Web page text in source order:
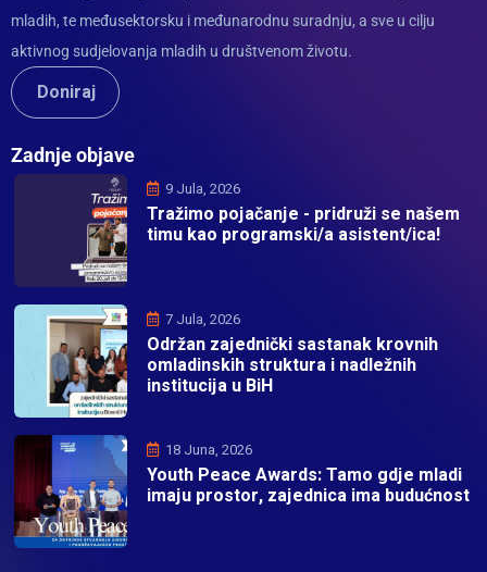
mladih, te međusektorsku i međunarodnu suradnju, a sve u cilju
aktivnog sudjelovanja mladih u društvenom životu.
Doniraj
Zadnje objave
9 Jula, 2026
Tražimo pojačanje - pridruži se našem
timu kao programski/a asistent/ica!
7 Jula, 2026
Održan zajednički sastanak krovnih
omladinskih struktura i nadležnih
institucija u BiH
18 Juna, 2026
Youth Peace Awards: Tamo gdje mladi
imaju prostor, zajednica ima budućnost